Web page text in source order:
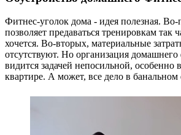
Фитнес-уголок дома - идея полезная.
позволяет предаваться тренировкам так
хочется. Во-вторых, материальные
отсутствуют. Но организация
видится задачей непосильной, особенно
квартире. А может, все дело в банальном